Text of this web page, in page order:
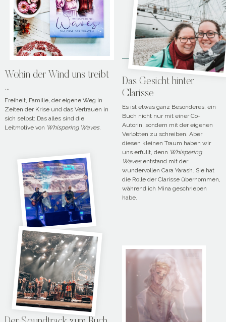
Wohin der Wind uns treibt
…
Freiheit, Familie, der eigene Weg in
Zeiten der Krise und das Vertrauen in
sich selbst: Das alles sind die
Leitmotive von Whispering Waves.
Das Gesicht hinter
Clarisse
Es ist etwas ganz Besonderes, ein
Buch nicht nur mit einer Co-
Autorin, sondern mit der eigenen
Verlobten zu schreiben. Aber
diesen kleinen Traum haben wir
uns erfüllt, denn Whispering
Wavesentstand mit der
wundervollen Cara Yarash. Sie hat
die Rolle der Clarisse übernommen,
während ich Mina geschrieben
habe.